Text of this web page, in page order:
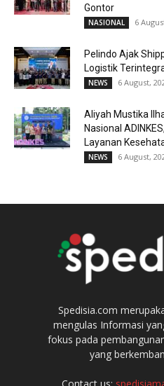
Gontor
NASIONAL 6
Pelindo Ajak
Logistik
NEWS 6 August,
Aliyah Mustika
Nasional
Layanan
NEWS 6 August,
Spedisia.com
mengulas Informasi
fokus pada
yang